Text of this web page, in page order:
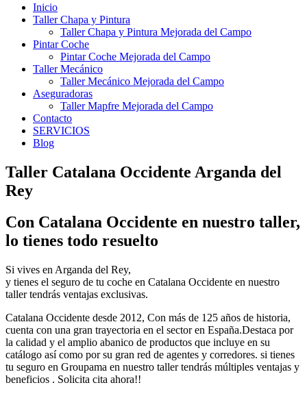
Inicio
Taller Chapa y Pintura
Taller Chapa y Pintura Mejorada del Campo
Pintar Coche
Pintar Coche Mejorada del Campo
Taller Mecánico
Taller Mecánico Mejorada del Campo
Aseguradoras
Taller Mapfre Mejorada del Campo
Contacto
SERVICIOS
Blog
Taller Catalana Occidente Arganda del
Rey
Con Catalana Occidente en nuestro taller,
lo tienes todo resuelto
Si vives en Arganda del Rey,
y tienes el seguro de tu coche en Catalana Occidente en nuestro
taller tendrás ventajas exclusivas.
Catalana Occidente desde 2012, Con más de 125 años de historia,
cuenta con una gran trayectoria en el sector en España.Destaca por
la calidad y el amplio abanico de productos que incluye en su
catálogo así como por su gran red de agentes y corredores. si tienes
tu seguro en Groupama en nuestro taller tendrás múltiples ventajas y
beneficios . Solicita cita ahora!!